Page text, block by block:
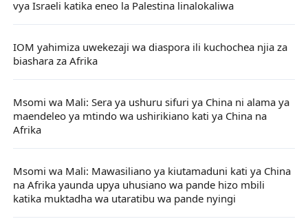
vya Israeli katika eneo la Palestina linalokaliwa
IOM yahimiza uwekezaji wa diaspora ili kuchochea njia za
biashara za Afrika
Msomi wa Mali: Sera ya ushuru sifuri ya China ni alama ya
maendeleo ya mtindo wa ushirikiano kati ya China na
Afrika
Msomi wa Mali: Mawasiliano ya kiutamaduni kati ya China
na Afrika yaunda upya uhusiano wa pande hizo mbili
katika muktadha wa utaratibu wa pande nyingi